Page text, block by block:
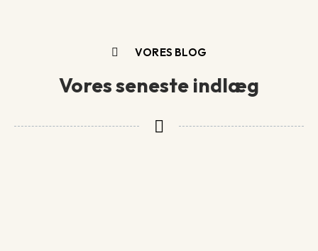
VORES BLOG
Vores seneste indlæg